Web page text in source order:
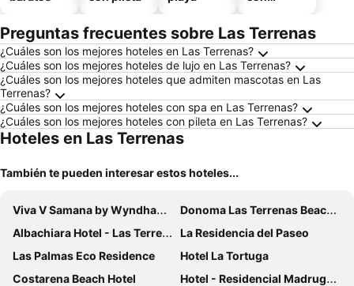
miento
Preguntas frecuentes sobre Las Terrenas
¿Cuáles son los mejores hoteles en Las Terrenas?
¿Cuáles son los mejores hoteles de lujo en Las Terrenas?
¿Cuáles son los mejores hoteles que admiten mascotas en Las
Terrenas?
¿Cuáles son los mejores hoteles con spa en Las Terrenas?
¿Cuáles son los mejores hoteles con pileta en Las Terrenas?
Hoteles en Las Terrenas
También te pueden interesar estos hoteles...
Viva V Samana by Wyndham, A Trademark Adults All Inclusive
Donoma Las Terrenas Beach Hotel & Spa, Autograph Collection
Albachiara Hotel - Las Terrenas
La Residencia del Paseo
Las Palmas Eco Residence
Hotel La Tortuga
Costarena Beach Hotel
Hotel - Residencial Madrugada